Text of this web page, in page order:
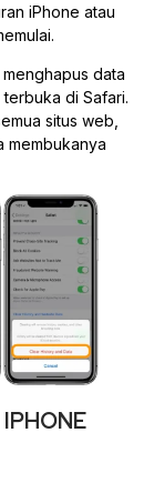
iPhone atau
data
di Safari.
situs web,
membukanya